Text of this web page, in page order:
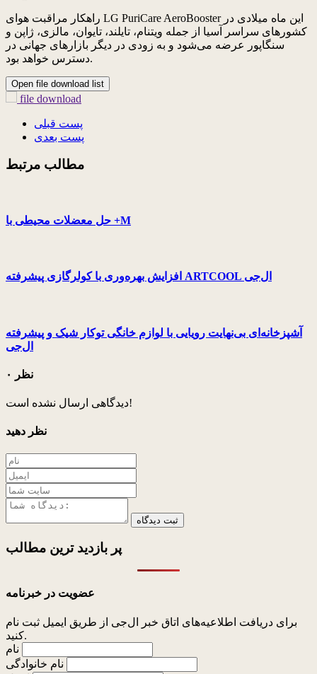
راهکار مراقبت هوای LG PuriCare AeroBooster این ماه میلادی در
کشورهای سراسر آسیا از جمله ویتنام، تایلند، تایوان، مالزی، ژاپن و
سنگاپور عرضه می‌شود و به زودی در دیگر بازارهای جهانی در
دسترس خواهد بود.
Open file download list
file download
پست قبلی
پست بعدی
مطالب مرتبط
حل معضلات محیطی با +M
افزایش بهره‌وری با کولرگازی پیشرفته ARTCOOL ال‌جی
آشپزخانه‌ای بی‌نهایت رویایی با لوازم خانگی توکار شیک و پیشرفته
ال‌جی
۰ نظر
دیدگاهی ارسال نشده است!
نظر دهید
ثبت دیدگاه
پر بازدید ترین مطالب
عضویت در خبرنامه
برای دریافت اطلاعیه‌های اتاق خبر ال‌جی از طریق ایمیل ثبت نام
کنید.
نام
نام خانوادگی